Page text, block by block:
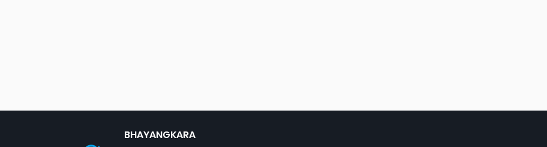
BHAYANGKARA